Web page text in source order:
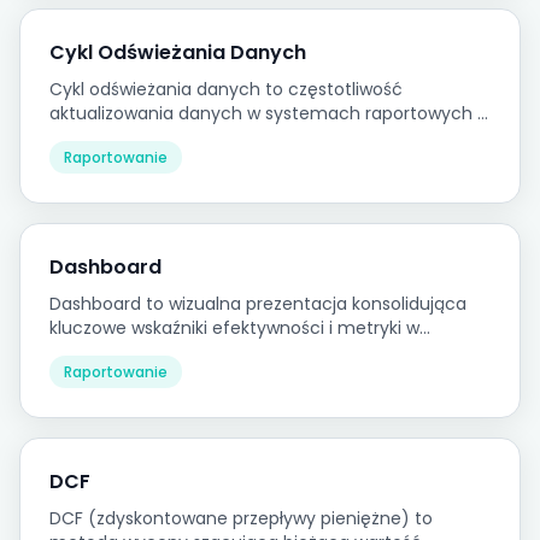
Cykl Odświeżania Danych
Cykl odświeżania danych to częstotliwość
aktualizowania danych w systemach raportowych z
systemów źródłowych, determinująca aktualność
informacji dostępnych w raportach zarządczych.
Raportowanie
Dashboard
Dashboard to wizualna prezentacja konsolidująca
kluczowe wskaźniki efektywności i metryki w
formacie umożliwiającym szybką ocenę stanu
wyników.
Raportowanie
DCF
DCF (zdyskontowane przepływy pieniężne) to